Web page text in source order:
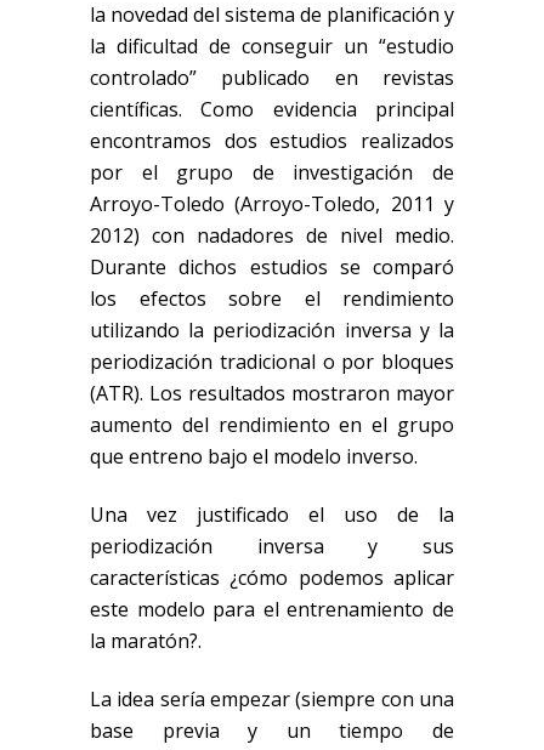
la novedad del sistema de planificación y
la dificultad de conseguir un “estudio
controlado” publicado en revistas
científicas. Como evidencia principal
encontramos dos estudios realizados
por el grupo de investigación de
Arroyo-Toledo (Arroyo-Toledo, 2011 y
2012) con nadadores de nivel medio.
Durante dichos estudios se comparó
los efectos sobre el rendimiento
utilizando la periodización inversa y la
periodización tradicional o por bloques
(ATR). Los resultados mostraron mayor
aumento del rendimiento en el grupo
que entreno bajo el modelo inverso.
Una vez justificado el uso de la
periodización inversa y sus
características ¿cómo podemos aplicar
este modelo para el entrenamiento de
la maratón?.
La idea sería empezar (siempre con una
base previa y un tiempo de